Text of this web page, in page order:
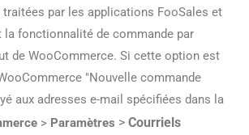
traitées par les applications FooSales et
la fonctionnalité de commande par
de WooCommerce. Si cette option est
"Nouvelle commande
aux adresses e-mail spécifiées dans la
> Paramètres > Courriels